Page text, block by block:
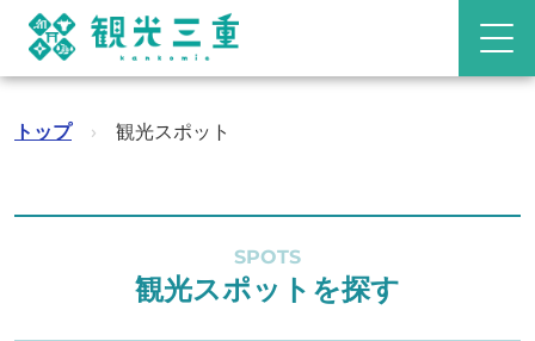
トップ › 観光スポット
SPOTS
観光スポットを探す